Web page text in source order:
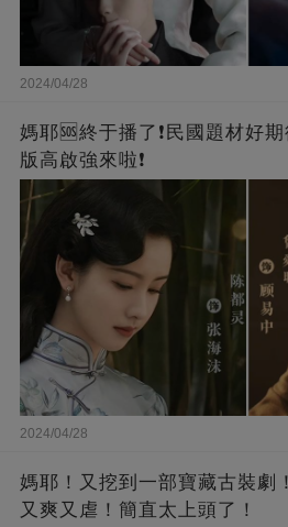
2024/04/28
媽耶🆘終于播了❗️民國題材好期
版高啟強來啦❗
2024/04/28
媽耶！又挖到一部寶藏古裝劇
又爽又虐！簡直太上頭了！